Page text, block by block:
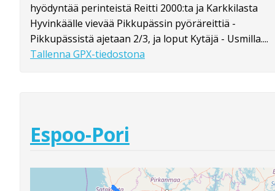
hyödyntää perinteistä Reitti 2000:ta ja Karkkilasta
Hyvinkäälle vievää Pikkupässin pyöräreittiä -
Pikkupässistä ajetaan 2/3, ja loput Kytäjä - Usmilla....
Tallenna GPX-tiedostona
Espoo-Pori